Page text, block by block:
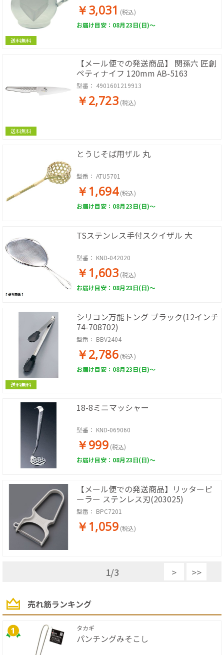
送料無料
￥3,031 (税込)
お届け目安：08月23日(日)～
送料無料
【メール便での発送商品】 関孫六 匠創
ペティナイフ 120mm AB-5163
型番： 4901601219913
￥2,723 (税込)
とうじそば用ザル 丸
型番： ATU5701
￥1,694 (税込)
お届け目安：08月23日(日)～
TSステンレス手付スクイザル 大
型番： KND-042020
￥1,603 (税込)
お届け目安：08月23日(日)～
送料無料
シリコン万能トング ブラック(12インチ
74-708702)
型番： BBV2404
￥2,786 (税込)
お届け目安：08月23日(日)～
18-8ミニマッシャー
型番： KND-069060
￥999 (税込)
お届け目安：08月23日(日)～
【メール便での発送商品】リッターピ
ーラー ステンレス刃(203025)
型番： BPC7201
￥1,059 (税込)
1/3 > >>
売れ筋ランキング
タカギ
パンチングみそこし